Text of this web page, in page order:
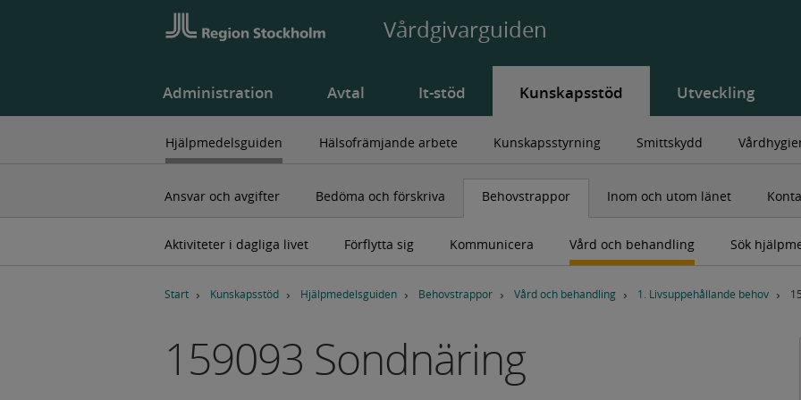
Vårdgivarguiden
Administration Avtal It-stöd Kunskapsstöd Utveckling
Hjälpmedelsguiden Hälsofrämjande arbete Kunskapsstyrning Smittskydd
Ansvar och avgifter Bedöma och förskriva Behovstrappor Inom och utom länet
Aktiviteter i dagliga livet Förflytta sig Kommunicera Vård och behandling
Sök
Start Kunskapsstöd Hjälpmedelsguiden Behovstrappor Vård och behandling 1. Livsuppehållande behov
159093 Sondnäring